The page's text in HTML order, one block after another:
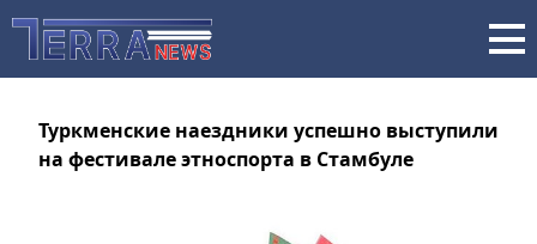
Туркменские наездники успешно выступили
на фестивале этноспорта в Стамбуле